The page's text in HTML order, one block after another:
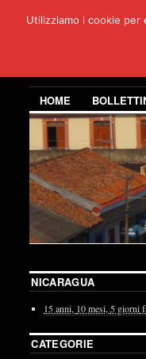
HOME
NICARAGUA
15 anni, 10 mesi, 5 giorni
CATEGORIE
Utilizziamo i cookie